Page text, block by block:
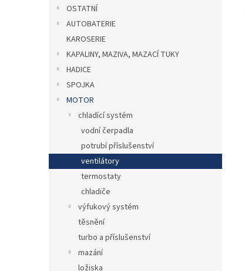
OSTATNÍ
AUTOBATERIE
KAROSERIE
KAPALINY, MAZIVA, MAZACÍ TUKY
HADICE
SPOJKA
MOTOR
chladící systém
vodní čerpadla
potrubí příslušenství
ventilátory
termostaty
chladiče
výfukový systém
těsnění
turbo a příslušenství
mazání
ložiska